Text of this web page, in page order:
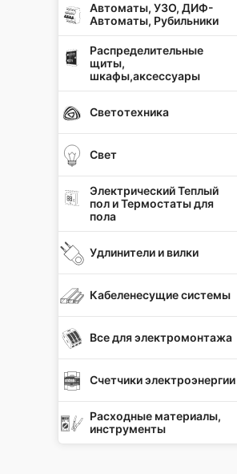
Автоматы, УЗО, ДИФ-
Автоматы, Рубильники
Распределительные
щиты,
шкафы,аксессуары
Светотехника
Свет
Электрический Теплый
пол и Термостаты для
пола
Удлинители и вилки
Кабеленесущие системы
Все для электромонтажа
Счетчики электроэнергии
Расходные материалы,
инструменты